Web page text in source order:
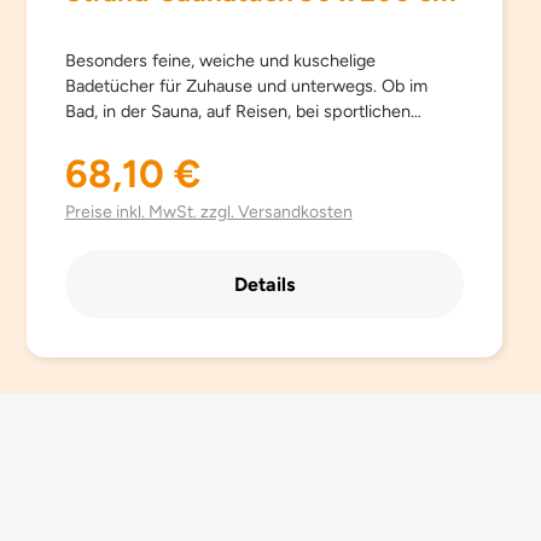
Besonders feine, weiche und kuschelige
Badetücher für Zuhause und unterwegs. Ob im
Bad, in der Sauna, auf Reisen, bei sportlichen
schnelltrocknend, atmungsaktiv, besonders leicht,
saugfähig, einfach zu pflegen und Platz sparend.
Aus hochwertig gebürsteter Mikrofaser mit
Regulärer Preis:
68,10 €
Preise inkl. MwSt. zzgl. Versandkosten
Details